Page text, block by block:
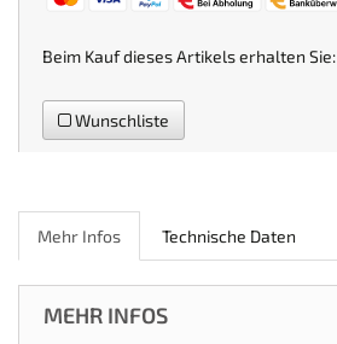
Beim Kauf dieses Artikels erhalten Sie:
Wunschliste
Mehr Infos Technische Daten
MEHR INFOS